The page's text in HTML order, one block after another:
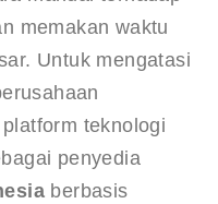
memakan waktu
Untuk mengatasi
teknologi
penyedia
berbasis